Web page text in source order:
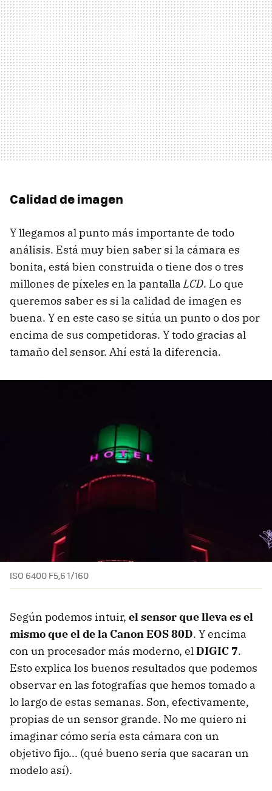
Calidad de imagen
Y llegamos al punto más importante de todo
análisis. Está muy bien saber si la cámara es
bonita, está bien construida o tiene dos o tres
millones de píxeles en la pantallaLCD. Lo que
queremos saber es si la calidad de imagen es
buena. Y en este caso se sitúa un punto o dos por
encima de sus competidoras. Y todo gracias al
tamaño del sensor. Ahí está la diferencia.
ISO 6400 F5,6 1/160
Según podemos intuir, el sensor que lleva es el
mismo que el de la Canon EOS 80D. Y encima
con un procesador más moderno, el DIGIC 7.
Esto explica los buenos resultados que podemos
observar en las fotografías que hemos tomado a
lo largo de estas semanas. Son, efectivamente,
propias de un sensor grande. No me quiero ni
imaginar cómo sería esta cámara con un
objetivo fijo... (qué bueno sería que sacaran un
modelo así).